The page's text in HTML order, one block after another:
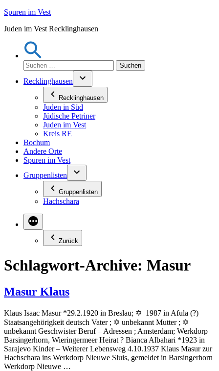
Zum
springen
Spuren im Vest
Juden im Vest Recklinghausen
Suchen
nach:
Recklinghausen
Recklinghausen
Juden in Süd
Jüdische Petriner
Juden im Vest
Kreis RE
Bochum
Andere Orte
Spuren im Vest
Gruppenlisten
Gruppenlisten
Hachschara
Zurück
Schlagwort-Archive: Masur
Masur Klaus
Klaus Isaac Masur *29.2.1920 in Breslau; ✡ 1987 in Afula (?)
Staatsangehörigkeit deutsch Vater ; ✡ unbekannt Mutter ; ✡
unbekannt Geschwister Beruf – Adressen ; Amsterdam; Werkdorp
Barsingerhorn, Wieringermeer Heirat ? Bianca Albahari *1923 in
Sarajevo Kinder – Weiterer Lebensweg 4.10.1937 Klaus Masur zur
Hachschara ins Werkdorp Nieuwe Sluis, gemeldet in Barsingerhorn
Werkdorp Nieuwe …